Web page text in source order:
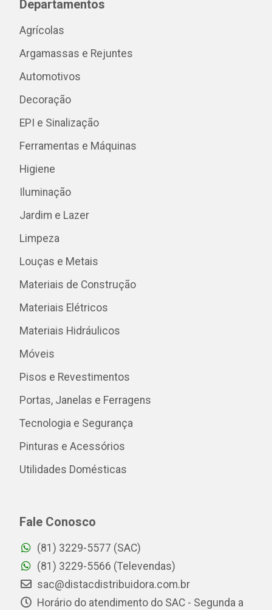
Departamentos
Agrícolas
Argamassas e Rejuntes
Automotivos
Decoração
EPI e Sinalização
Ferramentas e Máquinas
Higiene
Iluminação
Jardim e Lazer
Limpeza
Louças e Metais
Materiais de Construção
Materiais Elétricos
Materiais Hidráulicos
Móveis
Pisos e Revestimentos
Portas, Janelas e Ferragens
Tecnologia e Segurança
Pinturas e Acessórios
Utilidades Domésticas
Fale Conosco
(81) 3229-5577 (SAC)
(81) 3229-5566 (Televendas)
sac@distacdistribuidora.com.br
Horário do atendimento do SAC - Segunda a